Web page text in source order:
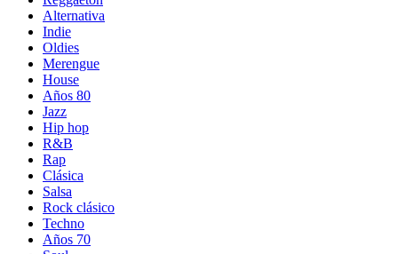
Alternativa
Indie
Oldies
Merengue
House
Años 80
Jazz
Hip hop
R&B
Rap
Clásica
Salsa
Rock clásico
Techno
Años 70